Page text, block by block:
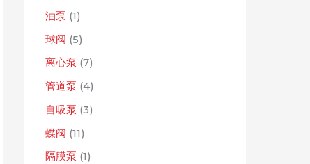
油泵 (1)
球阀 (5)
离心泵 (7)
管道泵 (4)
自吸泵 (3)
蝶阀 (11)
隔膜泵 (1)